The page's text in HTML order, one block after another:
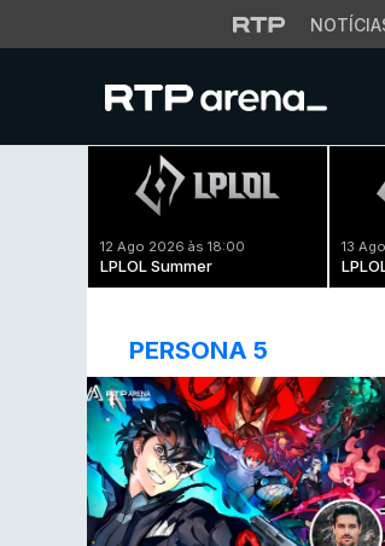
12 Ago 2026 às 18:00
LPLOL Summer
13
PERSONA 5